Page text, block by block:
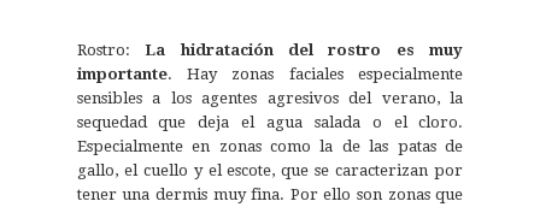
Rostro:La hidratación del rostro es muy
importante. Hay zonas faciales especialmente
sensibles a los agentes agresivos del verano, la
sequedad que deja el agua salada o el cloro.
Especialmente en zonas como la de las patas de
gallo, el cuello y el escote, que se caracterizan por
tener una dermis muy fina. Por ello son zonas que